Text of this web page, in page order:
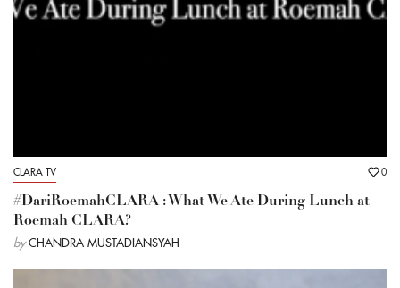
CLARA TV 0
#DariRoemahCLARA : What We Ate During Lunch at
Roemah CLARA?
by CHANDRA MUSTADIANSYAH